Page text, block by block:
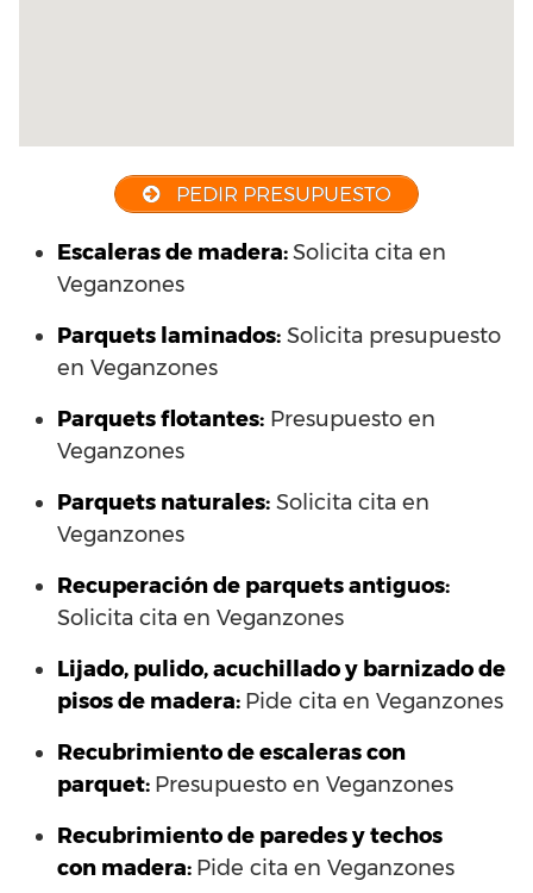
PEDIR PRESUPUESTO
Escaleras de madera:Solicita cita en
Veganzones
Parquets laminados: Solicita presupuesto
en Veganzones
Parquets flotantes: Presupuesto en
Veganzones
Parquets naturales: Solicita cita en
Veganzones
Recuperación de parquets antiguos:
Solicita cita en Veganzones
Lijado, pulido, acuchillado y barnizado de
pisos de madera: Pide cita en Veganzones
Recubrimiento de escaleras con
parquet: Presupuesto en Veganzones
Recubrimiento de paredes y techos
con madera: Pide cita en Veganzones